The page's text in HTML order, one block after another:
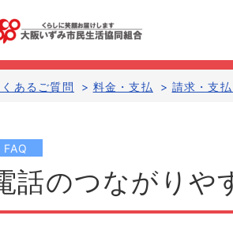
くあるご質問 > 料金・支払 > 請求・支
FAQ
話のつながりや